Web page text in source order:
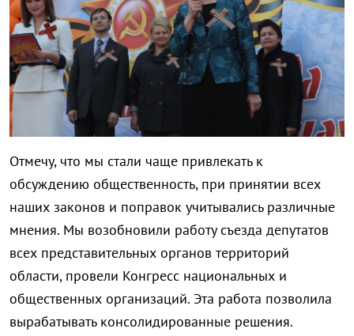
Отмечу, что мы стали чаще привлекать к
обсуждению общественность, при принятии всех
наших законов и поправок учитывались различные
мнения. Мы возобновили работу съезда депутатов
всех представительных органов территорий
области, провели Конгресс национальных и
общественных организаций. Эта работа позволила
вырабатывать консолидированные решения.